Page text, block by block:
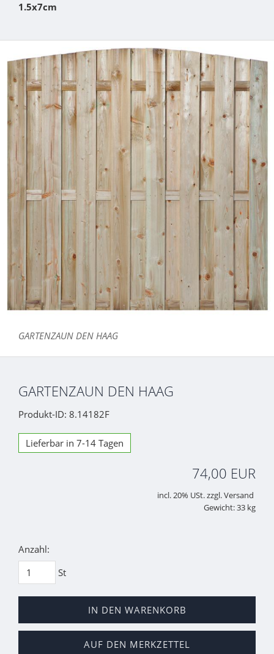
1.5x7cm
GARTENZAUN DEN HAAG
GARTENZAUN DEN HAAG
Produkt-ID: 8.14182F
Lieferbar in 7-14 Tagen
74,00 EUR
incl. 20% USt. zzgl. Versand
Gewicht: 33 kg
Anzahl:
St
IN DEN WARENKORB
AUF DEN MERKZETTEL